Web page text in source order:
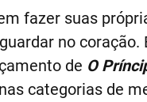
fazer suas
no coração.
de O
categorias de